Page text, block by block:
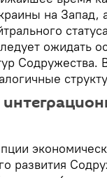
на Запад,
ожидать
Содружества.
развития